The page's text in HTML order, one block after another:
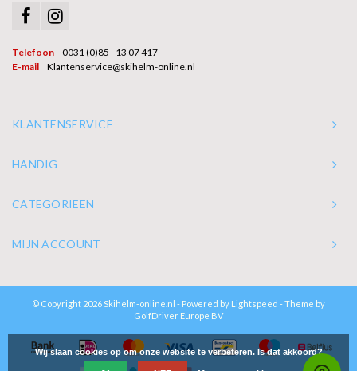
Telefoon
0031 (0)85 - 13 07 417
E-mail
Klantenservice@skihelm-online.nl
KLANTENSERVICE
HANDIG
CATEGORIEËN
MIJN ACCOUNT
© Copyright 2026 Skihelm-online.nl - Powered by Lightspeed - Theme by
GolfDriver Europe BV
Wij slaan cookies op om onze website te verbeteren. Is dat akkoord?